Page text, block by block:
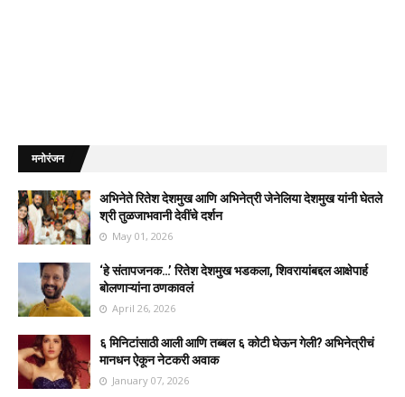
मनोरंजन
अभिनेते रितेश देशमुख आणि अभिनेत्री जेनेलिया देशमुख यांनी घेतले
श्री तुळजाभवानी देवींचे दर्शन
May 01, 2026
‘हे संतापजनक…’ रितेश देशमुख भडकला, शिवरायांबद्दल आक्षेपार्ह
बोलणाऱ्यांना ठणकावलं
April 26, 2026
६ मिनिटांसाठी आली आणि तब्बल ६ कोटी घेऊन गेली? अभिनेत्रीचं
मानधन ऐकून नेटकरी अवाक
January 07, 2026